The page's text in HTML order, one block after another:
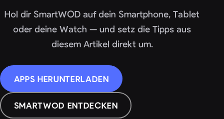
Hol dir SmartWOD auf dein Smartphone, Tablet
oder deine Watch — und setz die Tipps aus
diesem Artikel direkt um.
APPS HERUNTERLADEN
SMARTWOD ENTDECKEN